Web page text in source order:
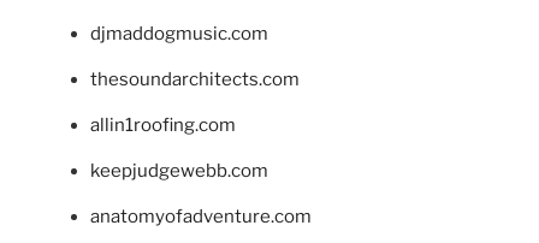
djmaddogmusic.com
thesoundarchitects.com
allin1roofing.com
keepjudgewebb.com
anatomyofadventure.com